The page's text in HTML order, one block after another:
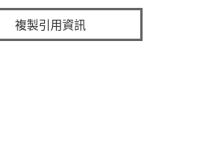
複製引用資訊